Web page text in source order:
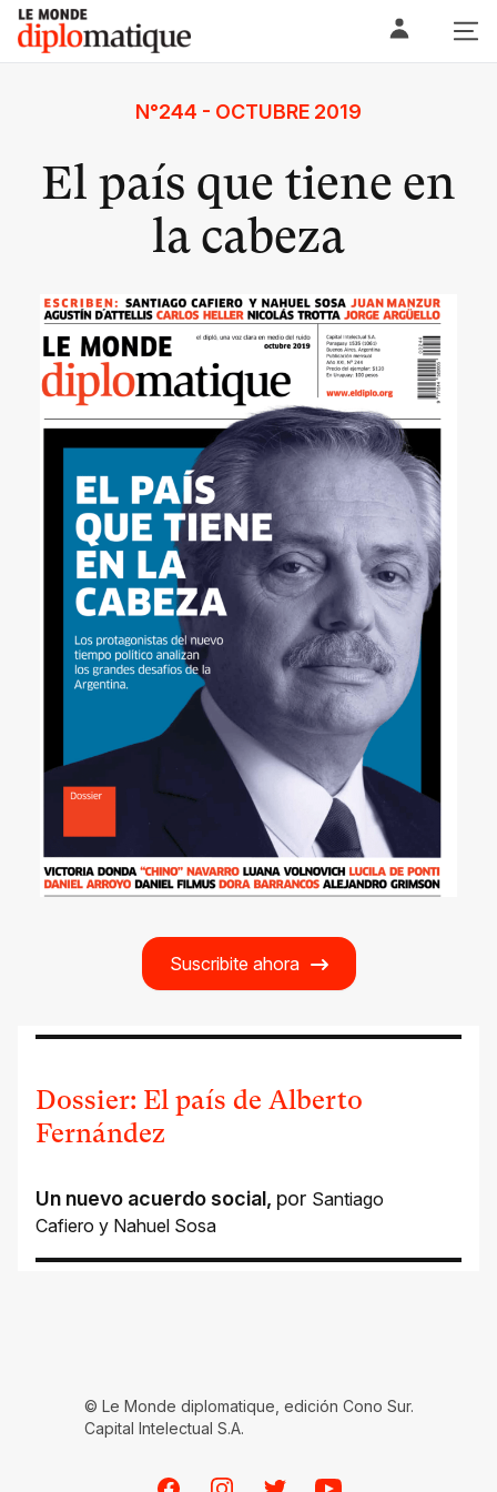
Skip
content
Le monde diplomatique
N°244 - OCTUBRE 2019
El país que tiene en
la cabeza
Suscribite ahora
Dossier: El país de Alberto
Fernández
Un nuevo acuerdo social, por Santiago
Cafiero y Nahuel Sosa
© Le Monde diplomatique, edición Cono Sur.
Capital Intelectual S.A.
FacebookInstagramTwitterYoutube